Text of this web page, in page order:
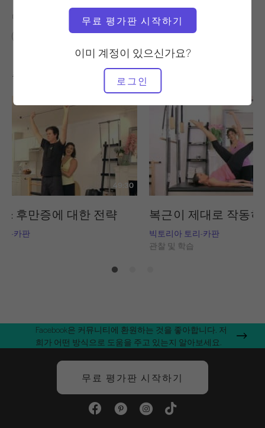
무료 평가판 시작하기
이미 계정이 있으신가요?
로그인
다음에 대한 유사한 클래스 찾기
10~20분 타워 캐딜락
좋아할 만한 다른 운동
49:30
: 후만증에 대한 전략
리-카판
복근이 제대로 작동
빅토리아 토리-카판
관찰 및 학습
Facebook은 커뮤니티에 환원하는 것을 좋아합니다. 저
희가 어떤 방식으로 도움을 주고 있는지 알아보세요.
무료 평가판 시작하기